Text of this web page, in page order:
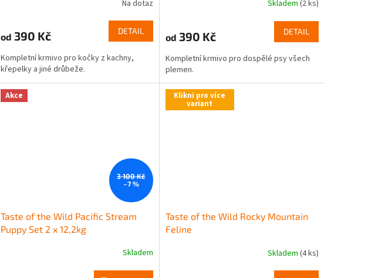
Na dotaz
od 390 Kč DETAIL
Kompletní krmivo pro kočky z kachny,
křepelky a jiné drůbeže.
Skladem (2 ks)
od 390 Kč DETAIL
Kompletní krmivo pro dospělé psy všech
plemen.
Akce
3 100 Kč
–7 %
Taste of the Wild Pacific Stream
Puppy Set 2 x 12,2kg
Skladem
Klikni pro více
variant
Taste of the Wild Rocky Mountain
Feline
Skladem (4 ks)